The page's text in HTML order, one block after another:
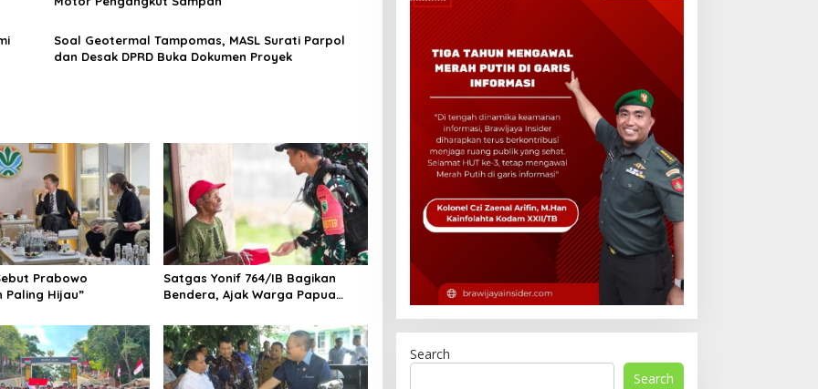
Soal Geotermal Tampomas, MASL Surati Parpol
dan Desak DPRD Buka Dokumen Proyek
Prabowo
Paling Hijau”
Satgas Yonif 764/IB Bagikan
Bendera, Ajak Warga Papua
Search
Search